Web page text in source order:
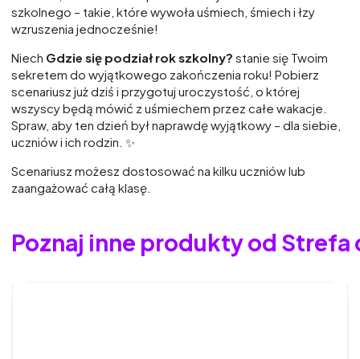
szkolnego – takie, które wywoła uśmiech, śmiech i łzy
wzruszenia jednocześnie!
Niech Gdzie się podział rok szkolny? stanie się Twoim
sekretem do wyjątkowego zakończenia roku! Pobierz
scenariusz już dziś i przygotuj uroczystość, o której
wszyscy będą mówić z uśmiechem przez całe wakacje.
Spraw, aby ten dzień był naprawdę wyjątkowy – dla siebie,
uczniów i ich rodzin. ✨
Scenariusz możesz dostosować na kilku uczniów lub
zaangażować całą klasę.
Poznaj inne produkty od Strefa